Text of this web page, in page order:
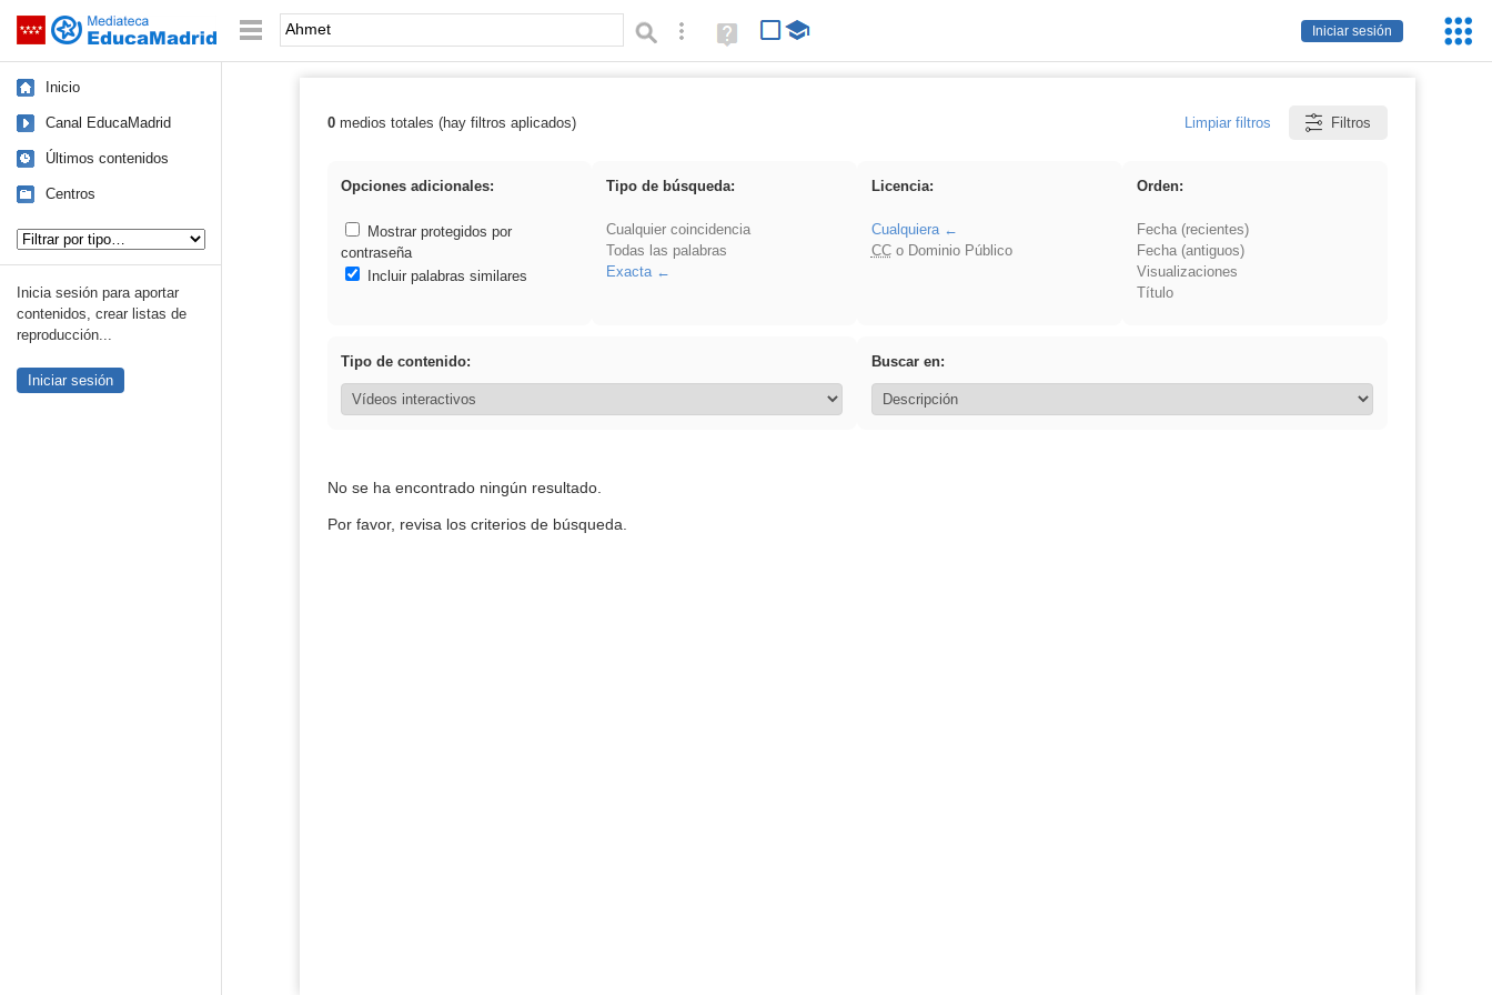
Saltar navegación
Iniciar sesión
Palabra o frase: Búsqueda avanzada
Ayuda
(en
Inicio
Canal EducaMadrid
Últimos contenidos
Centros
Inicia sesión para aportar
contenidos, crear listas de
reproducción...
Iniciar sesión
Resultados de: Ahmet
0medios totales (hay filtros aplicados) Limpiar filtros Filtros
Opciones adicionales:
Mostrar protegidos por
contraseña
Incluir palabras similares
Tipo de búsqueda:
Cualquier coincidencia
Todas las palabras
Exacta
Licencia:
Cualquiera
CCo Dominio Público
Orden:
Fecha (recientes)
Fecha (antiguos)
Visualizaciones
Título
Tipo de contenido: Buscar en:
No se ha encontrado ningún resultado.
Por favor, revisa los criterios de búsqueda.